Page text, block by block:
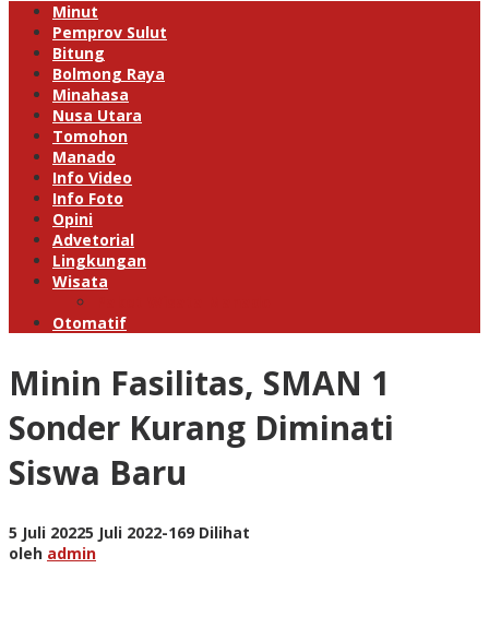
Minut
Pemprov Sulut
Bitung
Bolmong Raya
Minahasa
Nusa Utara
Tomohon
Manado
Info Video
Info Foto
Opini
Advetorial
Lingkungan
Wisata
Otomatif
Minin Fasilitas, SMAN 1
Sonder Kurang Diminati
Siswa Baru
5 Juli 20225 Juli 2022oleh
-169 Dilihat
oleh admin